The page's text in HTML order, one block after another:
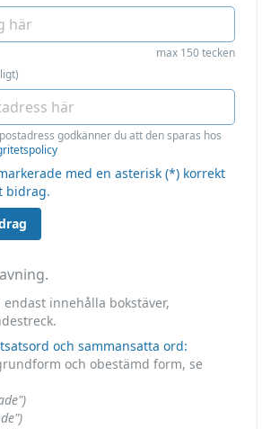
max 150 tecken
godkänner du att den sparas hos
med en asterisk (*) korrekt
bidrag.
endast innehålla bokstäver,
och sammansatta ord:
och obestämd form, se